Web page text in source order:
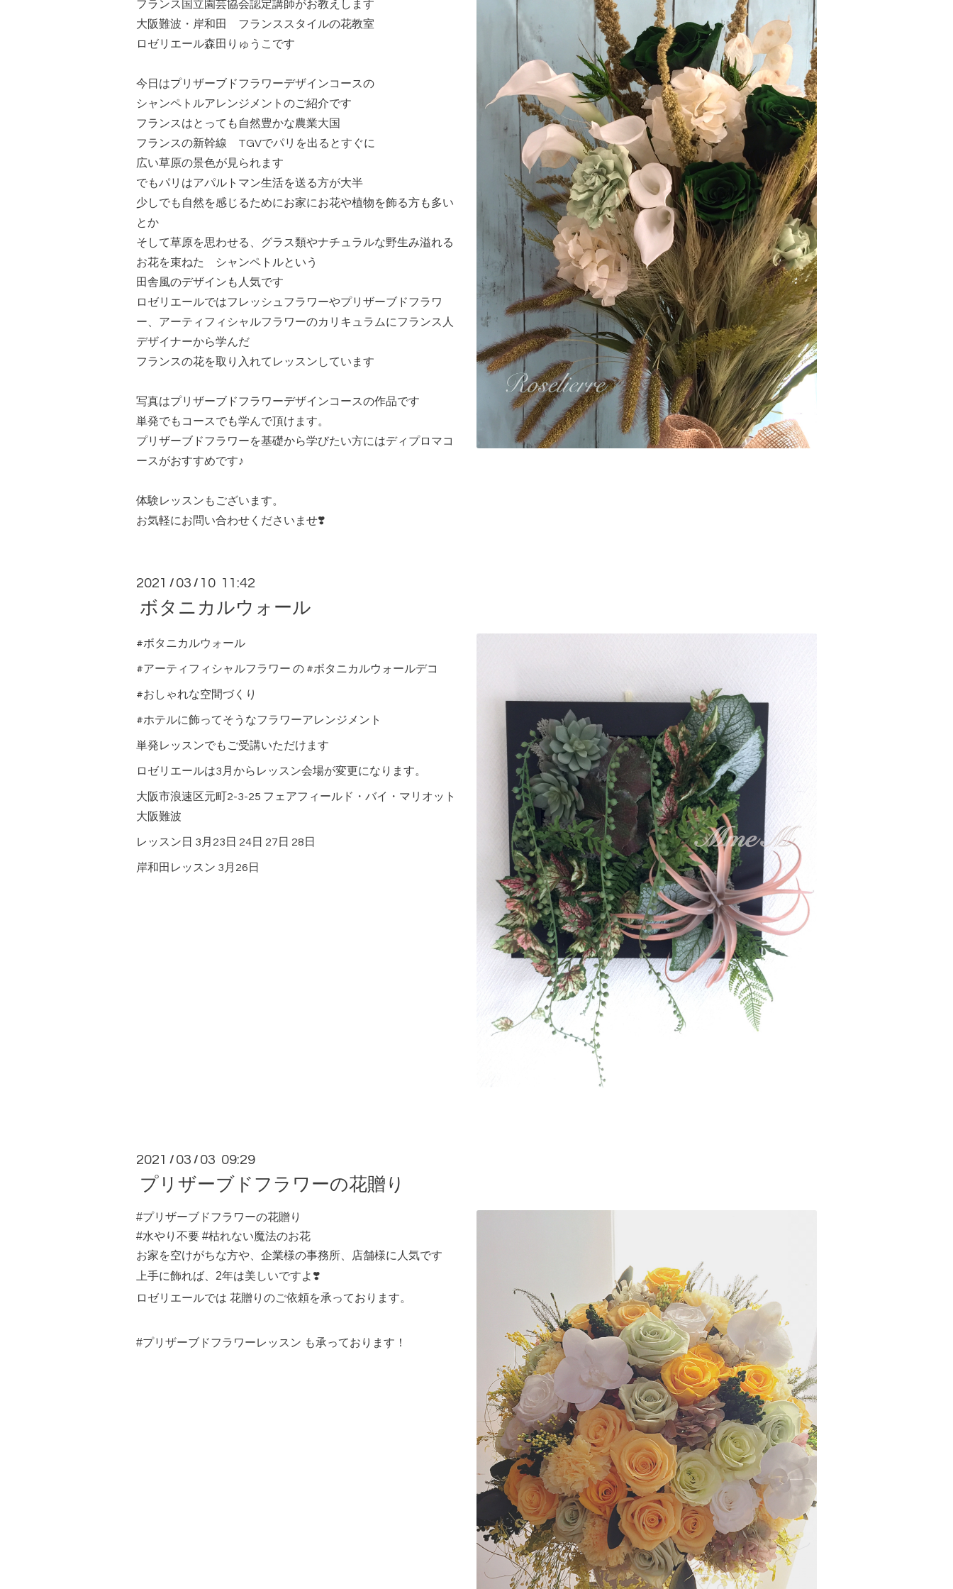
フランス国立園芸協会認定講師がお教えします
大阪難波・岸和田 フランススタイルの花教室
ロゼリエール森田りゅうこです
今日はプリザーブドフラワーデザインコースの
シャンペトルアレンジメントのご紹介です
フランスはとっても自然豊かな農業大国
フランスの新幹線 TGVでパリを出るとすぐに
広い草原の景色が見られます
でもパリはアパルトマン生活を送る方が大半
少しでも自然を感じるためにお家にお花や植物を飾る方も多い
とか
そして草原を思わせる、グラス類やナチュラルな野生み溢れる
お花を束ねた シャンペトルという
田舎風のデザインも人気です
ロゼリエールではフレッシュフラワーやプリザーブドフラワ
ー、アーティフィシャルフラワーのカリキュラムにフランス人
デザイナーから学んだ
フランスの花を取り入れてレッスンしています
写真はプリザーブドフラワーデザインコースの作品です
単発でもコースでも学んで頂けます。
プリザーブドフラワーを基礎から学びたい方にはディプロマコ
ースがおすすめです♪
体験レッスンもございます。
お気軽にお問い合わせくださいませ❣️
2021 / 03 / 10 11:42
ボタニカルウォール
#ボタニカルウォール
#アーティフィシャルフラワー の #ボタニカルウォールデコ
#おしゃれな空間づくり
#ホテルに飾ってそうなフラワーアレンジメント
単発レッスンでもご受講いただけます
ロゼリエールは3月からレッスン会場が変更になります。
大阪市浪速区元町2-3-25 フェアフィールド・バイ・マリオット
大阪難波
レッスン日 3月23日 24日 27日 28日
岸和田レッスン 3月26日
2021 / 03 / 03 09:29
プリザーブドフラワーの花贈り
#プリザーブドフラワーの花贈り
#水やり不要 #枯れない魔法のお花
お家を空けがちな方や、企業様の事務所、店舗様に人気です
上手に飾れば、2年は美しいですよ❣️
ロゼリエールでは 花贈りのご依頼を承っております。
#プリザーブドフラワーレッスン も承っております！